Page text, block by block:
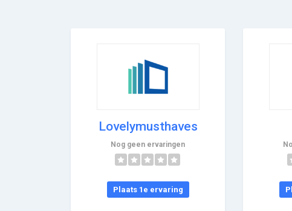
Lovelymusthaves
Nog geen ervaringen
Plaats 1e ervaring